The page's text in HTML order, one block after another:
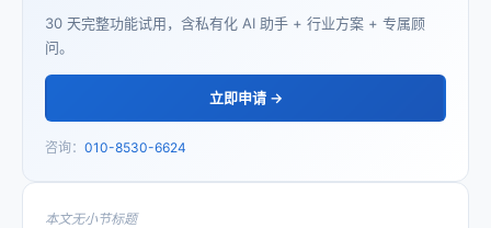
30 天完整功能试用，含私有化 AI 助手 + 行业方案 + 专属顾
问。
立即申请 →
咨询： 010-8530-6624
本文无小节标题